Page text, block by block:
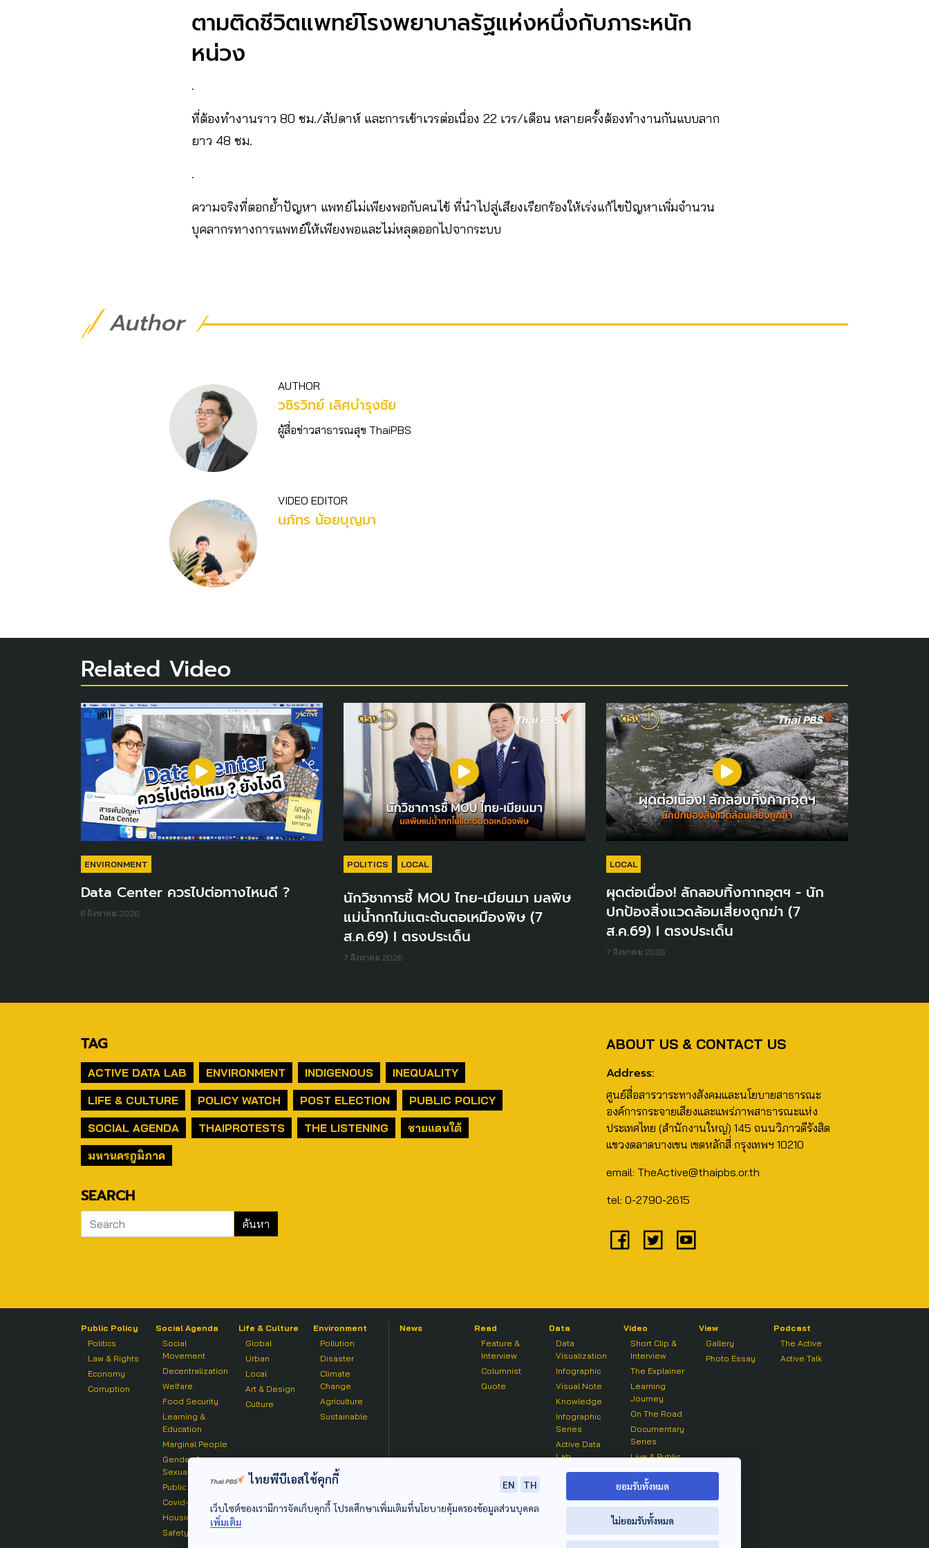
ตามติดชีวิตแพทย์โรงพยาบาลรัฐแห่งหนึ่งกับภาระหนัก
หน่วง
.
ที่ต้องทำงานราว 80 ชม./สัปดาห์ และการเข้าเวรต่อเนื่อง 22 เวร/เดือน หลายครั้งต้องทำงานกันแบบลาก
ยาว 48 ชม.
.
ความจริงที่ตอกย้ำปัญหา แพทย์ไม่เพียงพอกับคนไข้ ที่นำไปสู่เสียงเรียกร้องให้เร่งแก้ไขปัญหาเพิ่มจำนวน
บุคลากรทางการแพทย์ให้เพียงพอและไม่หลุดออกไปจากระบบ
Author
AUTHOR
วชิร​วิทย์​ เลิศบำรุงชัย
ผู้สื่อข่าวสาธารณสุข ThaiPBS
VIDEO EDITOR
นภัทร น้อยบุญมา
Related Video
ENVIRONMENT
Data Center ควรไปต่อทางไหนดี ?
8 สิงหาคม 2026
POLITICS LOCAL
นักวิชาการชี้ MOU ไทย-เมียนมา มลพิษ
แม่น้ำกกไม่แตะต้นตอเหมืองพิษ (7
ส.ค.69) I ตรงประเด็น
7 สิงหาคม 2026
LOCAL
ผุดต่อเนื่อง! ลักลอบทิ้งกากอุตฯ - นัก
ปกป้องสิ่งแวดล้อมเสี่ยงถูกฆ่า (7
ส.ค.69) I ตรงประเด็น
7 สิงหาคม 2026
TAG
ACTIVE DATA LAB ENVIRONMENT INDIGENOUS
INEQUALITY
LIFE & CULTURE
POLICY WATCH POST ELECTION
PUBLIC POLICY
SOCIAL AGENDA
THAIPROTESTS THE LISTENING
ชายแดนใต้
มหานครภูมิภาค
SEARCH
ABOUT US & CONTACT US
Address:
ศูนย์สื่อสารวาระทางสังคมและนโยบายสาธารณะ
องค์การกระจายเสียงและแพร่ภาพสาธารณะแห่ง
ประเทศไทย (สำนักงานใหญ่) 145 ถนนวิภาวดีรังสิต
แขวงตลาดบางเขน เขตหลักสี่ กรุงเทพฯ 10210
email: TheActive@thaipbs.or.th
tel: 0-2790-2615
Public Policy
Politics
Law & Rights
Economy
Corruption
Social Agenda
Social
Movement
Decentralization
Welfare
Food Security
Learning &
Education
Marginal People
Gender &
Sexuality
Public Health
Covid-19
Housing
Safety
Life & Culture
Global
Urban
Local
Art & Design
Culture
Environment
Pollution
Disaster
Climate
Change
Agriculture
Sustainable
News
Read
Feature &
Interview
Columnist
Quote
Data
Data
Visualization
Infographic
Visual Note
Knowledge
Infographic
Series
Active Data
Lab
Video
Short Clip &
Interview
The Explainer
Learning
Journey
On The Road
Documentary
Series
Live & Public
On air Clip
View
Gallery
Photo Essay
Podcast
The Active
Active Talk
ไทยพีบีเอสใช้คุกกี้ EN
TH
เว็บไซต์ของเรามีการจัดเก็บคุกกี้ โปรดศึกษาเพิ่มเติมที่นโยบายคุ้มครองข้อมูลส่วนบุคคล
เพิ่มเติม
ยอมรับทั้งหมด
ไม่ยอมรับทั้งหมด